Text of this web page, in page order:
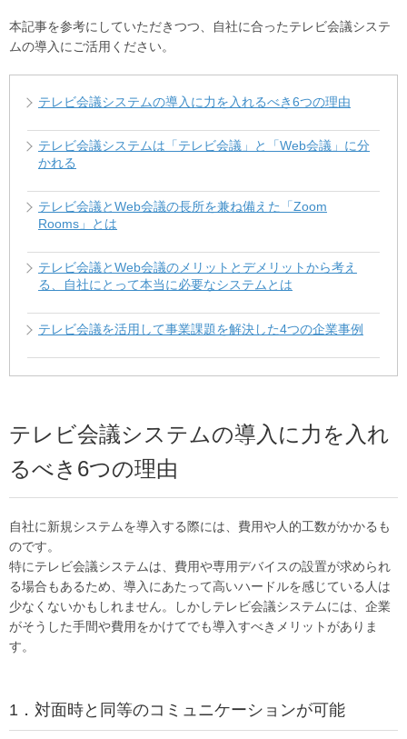
本記事を参考にしていただきつつ、自社に合ったテレビ会議システ
ムの導入にご活用ください。
テレビ会議システムの導入に力を入れるべき6つの理由
テレビ会議システムは「テレビ会議」と「Web会議」に分
かれる
テレビ会議とWeb会議の長所を兼ね備えた「Zoom
Rooms」とは
テレビ会議とWeb会議のメリットとデメリットから考え
る、自社にとって本当に必要なシステムとは
テレビ会議を活用して事業課題を解決した4つの企業事例
テレビ会議システムの導入に力を入れ
るべき6つの理由
自社に新規システムを導入する際には、費用や人的工数がかかるも
のです。
特にテレビ会議システムは、費用や専用デバイスの設置が求められ
る場合もあるため、導入にあたって高いハードルを感じている人は
少なくないかもしれません。しかしテレビ会議システムには、企業
がそうした手間や費用をかけてでも導入すべきメリットがありま
す。
1．対面時と同等のコミュニケーションが可能